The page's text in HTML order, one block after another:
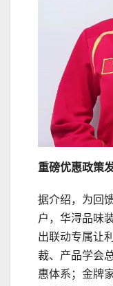
重磅优惠政策
据介绍，为回
户，华浔品味
出联动专属让
裁、产品学会
惠体系；金牌